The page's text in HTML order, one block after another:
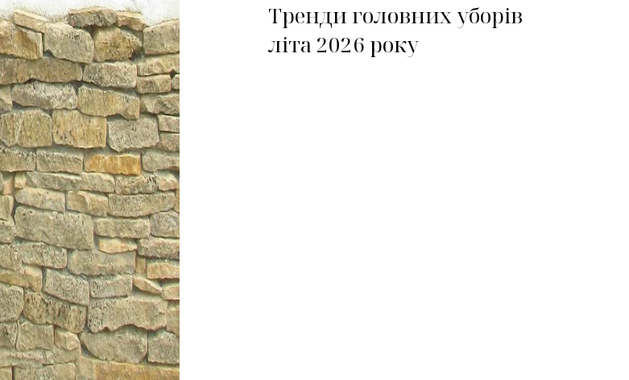
Тренди головних уборів
літа 2026 року